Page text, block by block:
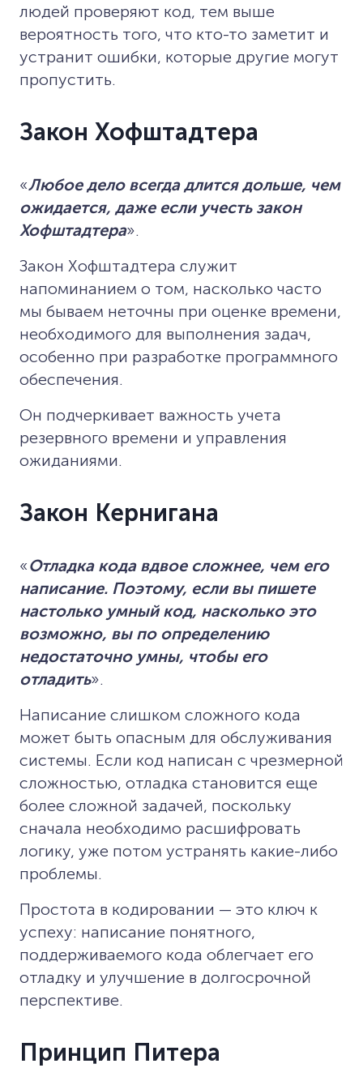
людей проверяют код, тем выше
вероятность того, что кто-то заметит и
устранит ошибки, которые другие могут
пропустить.
Закон Хофштадтера
«Любое дело всегда длится дольше, чем
ожидается, даже если учесть закон
Хофштадтера».
Закон Хофштадтера служит
напоминанием о том, насколько часто
мы бываем неточны при оценке времени,
необходимого для выполнения задач,
особенно при разработке программного
обеспечения.
Он подчеркивает важность учета
резервного времени и управления
ожиданиями.
Закон Кернигана
«Отладка кода вдвое сложнее, чем его
написание. Поэтому, если вы пишете
настолько умный код, насколько это
возможно, вы по определению
недостаточно умны, чтобы его
отладить».
Написание слишком сложного кода
может быть опасным для обслуживания
системы. Если код написан с чрезмерной
сложностью, отладка становится еще
более сложной задачей, поскольку
сначала необходимо расшифровать
логику, уже потом устранять какие-либо
проблемы.
Простота в кодировании — это ключ к
успеху: написание понятного,
поддерживаемого кода облегчает его
отладку и улучшение в долгосрочной
перспективе.
Принцип Питера